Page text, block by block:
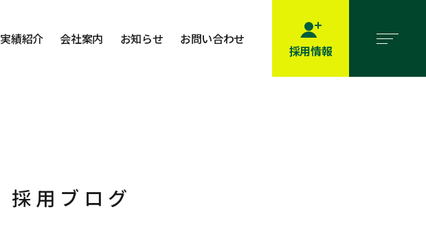
実績紹介 会社案内 お知らせ お問い合わせ
採用情報
採用ブログ